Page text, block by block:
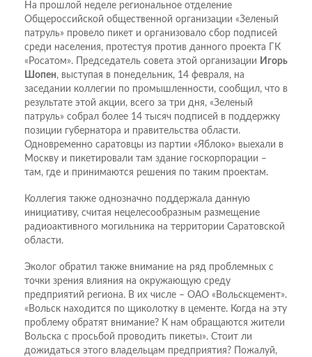
На прошлой неделе региональное отделение
Общероссийской общественной организации «Зеленый
патруль» провело пикет и организовало сбор подписей
среди населения, протестуя против данного проекта ГК
«Росатом». Председатель совета этой организации Игорь
Шопен, выступая в понедельник, 14 февраля, на
заседании коллегии по промышленности, сообщил, что в
результате этой акции, всего за три дня, «Зеленый
патруль» собрал более 14 тысяч подписей в поддержку
позиции губернатора и правительства области.
Одновременно саратовцы из партии «Яблоко» выехали в
Москву и пикетировали там здание госкорпорации –
там, где и принимаются решения по таким проектам.
Коллегия также однозначно поддержала данную
инициативу, считая нецелесообразным размещение
радиоактивного могильника на территории Саратовской
области.
Эколог обратил также внимание на ряд проблемных с
точки зрения влияния на окружающую среду
предприятий региона. В их числе – ОАО «Вольскцемент».
«Вольск находится по щиколотку в цементе. Когда на эту
проблему обратят внимание? К нам обращаются жители
Вольска с просьбой проводить пикеты». Стоит ли
дожидаться этого владельцам предприятия? Пожалуй,